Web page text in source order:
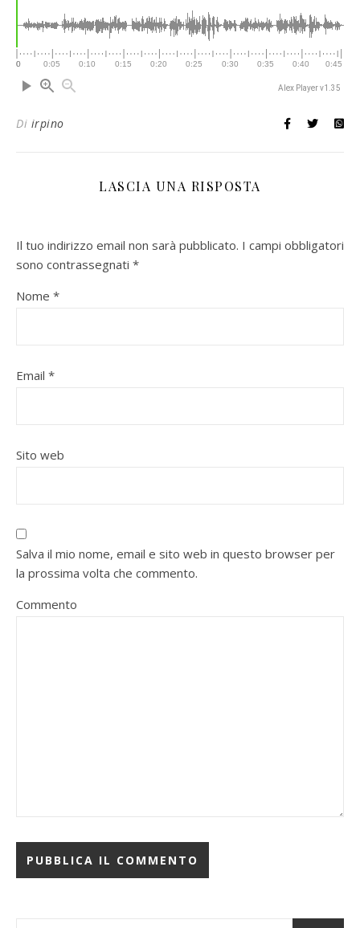
Alex Player v1.35
Di irpino
LASCIA UNA RISPOSTA
Il tuo indirizzo email non sarà pubblicato. I campi obbligatori
sono contrassegnati *
Nome *
Email *
Sito web
Salva il mio nome, email e sito web in questo browser per
la prossima volta che commento.
Commento